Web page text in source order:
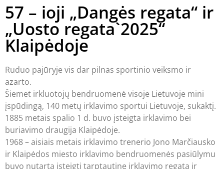
57 – ioji „Dangės regata“ ir
„Uosto regata`2025“
Klaipėdoje
Ruduo pajūryje vis dar pilnas sportinio veiksmo ir
azarto.
Šiemet irkluotojų bendruomenė visoje Lietuvoje mini
įspūdingą, 140 metų irklavimo sportui Lietuvoje, sukaktį.
1885 metais spalio 1 d. buvo įsteigta irklavimo bei
buriavimo draugija Klaipėdoje.
1968 – aisiais metais irklavimo trenerio Jono Marčiausko
ir Klaipėdos miesto irklavimo bendruomenės pasiūlymu
buvo nutarta įsteigti tarptautinę irklavimo regatą ir